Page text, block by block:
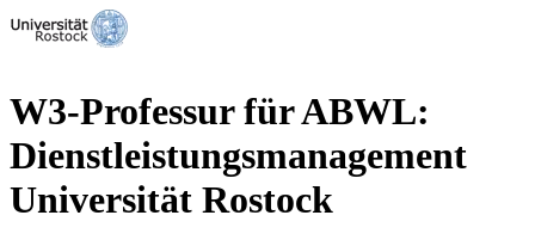
W3-Professur für ABWL:
Dienstleistungsmanagement
Universität Rostock